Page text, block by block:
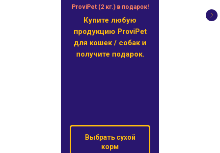
ProviPet (2 кг.) в подарок!
Купите любую
продукцию ProviPet
для кошек / собак и
получите подарок.
Выбрать сухой
корм